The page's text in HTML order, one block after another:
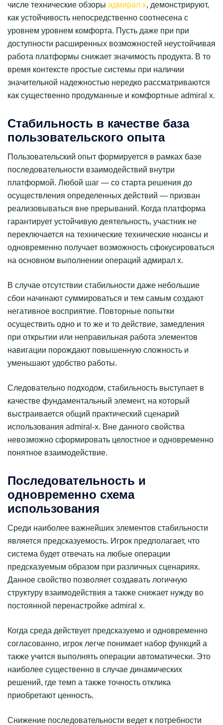
числе технические обзоры адмирал х, демонстрируют,
как устойчивость непосредственно соотнесена с
уровнем уровнем комфорта. Пусть даже при при
доступности расширенных возможностей неустойчивая
работа платформы снижает значимость продукта. В то
время контексте простые системы при наличии
значительной надежностью нередко рассматриваются
как существенно продуманные и комфортные admiral x.
Стабильность в качестве база
пользовательского опыта
Пользовательский опыт формируется в рамках базе
последовательности взаимодействий внутри
платформой. Любой шаг — со старта решения до
осуществления определенных действий — призван
реализовываться вне прерываний. Когда платформа
гарантирует устойчивую деятельность, участник не
переключается на технические технические нюансы и
одновременно получает возможность сфокусироваться
на основном выполнении операций адмирал х.
В случае отсутствии стабильности даже небольшие
сбои начинают суммироваться и тем самым создают
негативное восприятие. Повторные попытки
осуществить одно и то же и то действие, замедления
при открытии или неправильная работа элементов
навигации порождают повышенную сложность и
уменьшают удобство работы.
Следовательно подходом, стабильность выступает в
качестве фундаментальный элемент, на который
выстраивается общий практический сценарий
использования admiral-x. Вне данного свойства
невозможно сформировать целостное и одновременно
понятное взаимодействие.
Последовательность и
одновременно схема
использования
Среди наиболее важнейших элементов стабильности
является предсказуемость. Игрок предполагает, что
система будет отвечать на любые операции
предсказуемым образом при различных сценариях.
Данное свойство позволяет создавать логичную
структуру взаимодействия а также снижает нужду во
постоянной перенастройке admiral x.
Когда среда действует предсказуемо и одновременно
согласованно, игрок легче понимает набор функций а
также учится выполнять операции автоматически. Это
наиболее существенно в случае динамических
решений, где темп а также точность отклика
приобретают ценность.
Снижение последовательности ведет к потребности